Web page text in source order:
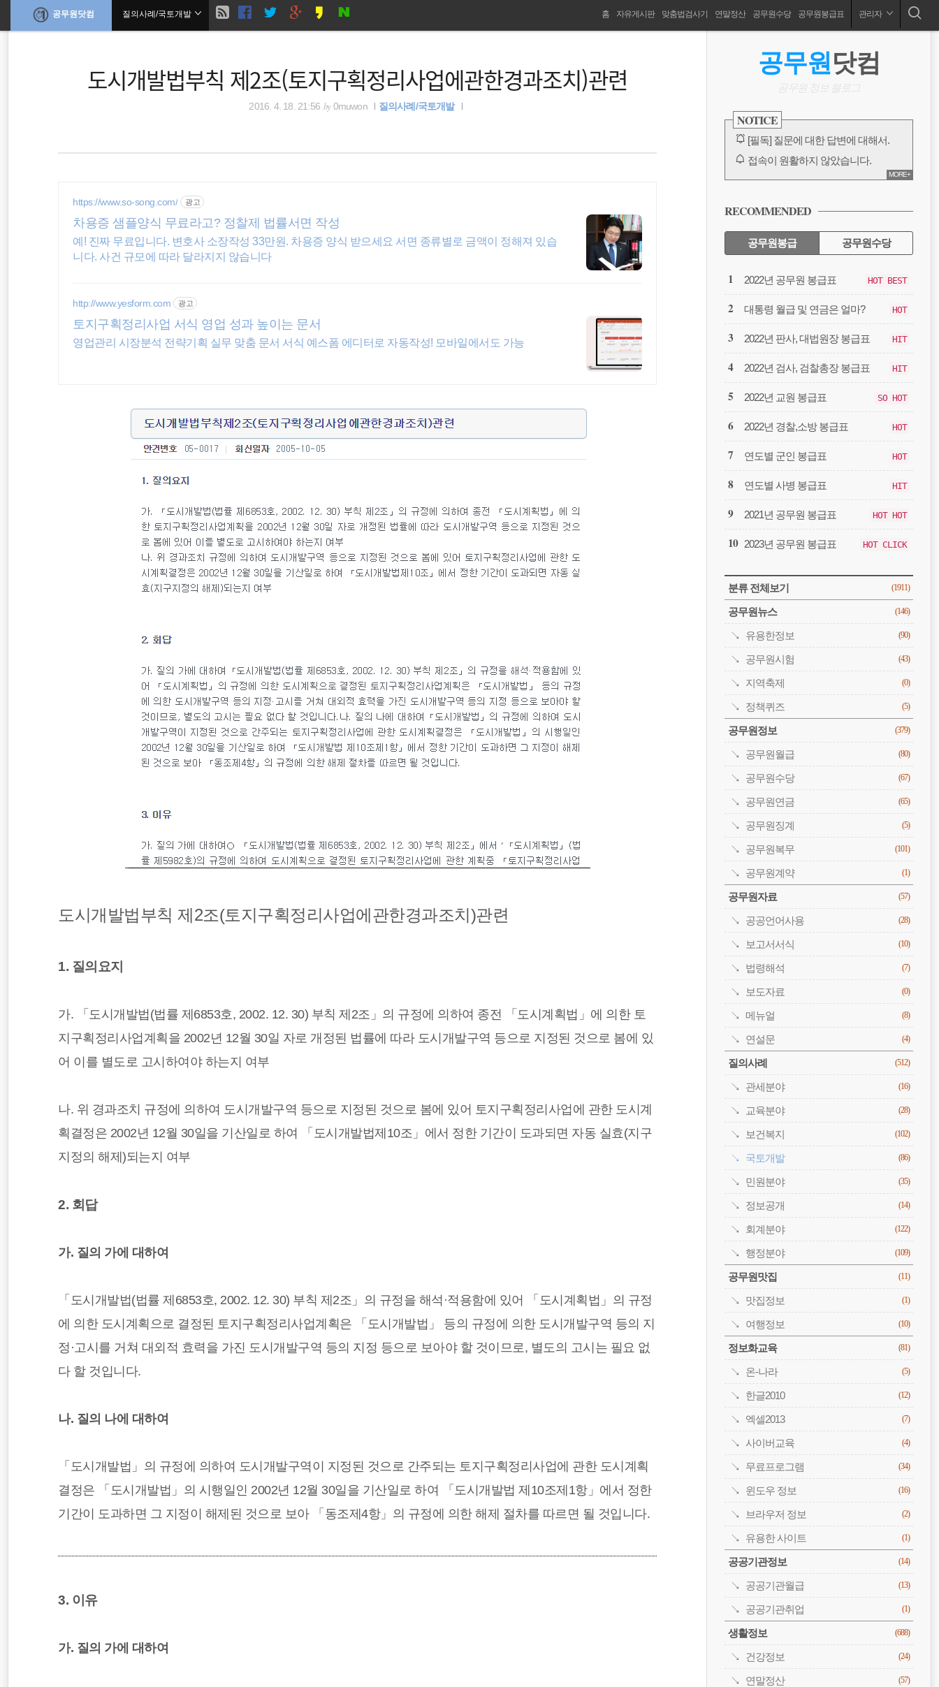
공무원닷컴 현
질의사례/국토개발
게
홈 자유게시판 맞춤법검사기 연말정산 공무원수당 공무원봉급표 관리자
도시개발법부칙 제2조(토지구획정리사업에관한경과조치)관련
2016. 4. 18. 21:56 by0muwon 질의사례/국토개발
https://www.so-song.com/ 광고
차용증 샘플양식 무료라고? 정찰제 법률서면 작성
예! 진짜 무료입니다. 변호사 소장작성 33만원. 차용증 양식 받으세요 서면 종류별로 금액이 정해져 있습
니다. 사건 규모에 따라 달라지지 않습니다
http://www.yesform.com 광고
토지구획정리사업 서식 영업 성과 높이는 문서
영업관리 시장분석 전략기획 실무 맞춤 문서 서식 예스폼 에디터로 자동작성! 모바일에서도 가능
도시개발법부칙 제2조(토지구획정리사업에관한경과조치)관련
1. 질의요지
가. 「도시개발법(법률 제6853호, 2002. 12. 30) 부칙 제2조」의 규정에 의하여 종전 「도시계획법」에 의한 토
지구획정리사업계획을 2002년 12월 30일 자로 개정된 법률에 따라 도시개발구역 등으로 지정된 것으로 봄에 있
어 이를 별도로 고시하여야 하는지 여부
나. 위 경과조치 규정에 의하여 도시개발구역 등으로 지정된 것으로 봄에 있어 토지구획정리사업에 관한 도시계
획결정은 2002년 12월 30일을 기산일로 하여 「도시개발법제10조」에서 정한 기간이 도과되면 자동 실효(지구
지정의 해제)되는지 여부
2. 회답
가. 질의 가에 대하여
「도시개발법(법률 제6853호, 2002. 12. 30) 부칙 제2조」의 규정을 해석·적용함에 있어 「도시계획법」의 규정
에 의한 도시계획으로 결정된 토지구획정리사업계획은 「도시개발법」 등의 규정에 의한 도시개발구역 등의 지
정·고시를 거쳐 대외적 효력을 가진 도시개발구역 등의 지정 등으로 보아야 할 것이므로, 별도의 고시는 필요 없
다 할 것입니다.
나. 질의 나에 대하여
「도시개발법」의 규정에 의하여 도시개발구역이 지정된 것으로 간주되는 토지구획정리사업에 관한 도시계획
결정은 「도시개발법」의 시행일인 2002년 12월 30일을 기산일로 하여 「도시개발법 제10조제1항」에서 정한
기간이 도과하면 그 지정이 해제된 것으로 보아 「동조제4항」의 규정에 의한 해제 절차를 따르면 될 것입니다.
3. 이유
가. 질의 가에 대하여
공무원닷컴
공무원 정보 블로그
NOTICE
[필독] 질문에 대한 답변에 대해서.
접속이 원활하지 않았습니다.
카카오톡 링크 보내기 수정 완료
전체 보기
MORE+
RECOMMENDED
공무원봉급 공무원수당
무
봉
2022년 공무원 봉급표 HOT BEST
대통령 월급 및 연금은 얼마? HOT
2022년 판사, 대법원장 봉급표 HIT
2022년 검사, 검찰총장 봉급표 HIT
2022년 교원 봉급표 SO HOT
2022년 경찰,소방 봉급표 HOT
연도별 군인 봉급표 HOT
연도별 사병 봉급표 HIT
2021년 공무원 봉급표 HOT HOT
2023년 공무원 봉급표 HOT CLICK
CATEGORY
분류 전체보기 (1911)
공무원뉴스 (146)
유용한정보 (90)
공무원시험 (43)
지역축제 (0)
정책퀴즈 (5)
공무원정보 (379)
공무원월급 (80)
공무원수당 (67)
공무원연금 (65)
공무원징계 (5)
공무원복무 (101)
공무원계약 (1)
공무원자료 (57)
공공언어사용 (28)
보고서서식 (10)
법령해석 (7)
보도자료 (0)
메뉴얼 (8)
연설문 (4)
질의사례 (512)
관세분야 (16)
교육분야 (28)
보건복지 (102)
국토개발 (86)
민원분야 (35)
정보공개 (14)
회계분야 (122)
행정분야 (109)
공무원맛집 (11)
맛집정보 (1)
여행정보 (10)
정보화교육 (81)
온-나라 (5)
한글2010 (12)
엑셀2013 (7)
사이버교육 (4)
무료프로그램 (34)
윈도우 정보 (16)
브라우저 정보 (2)
유용한 사이트 (1)
공공기관정보 (14)
공공기관월급 (13)
공공기관취업 (1)
생활정보 (688)
건강정보 (24)
연말정산 (57)
검
위택스
최저임금
근로장려금
국세청
공무원연금